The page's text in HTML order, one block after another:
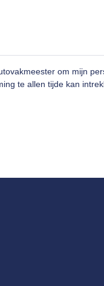
om mijn
te allen tijde kan